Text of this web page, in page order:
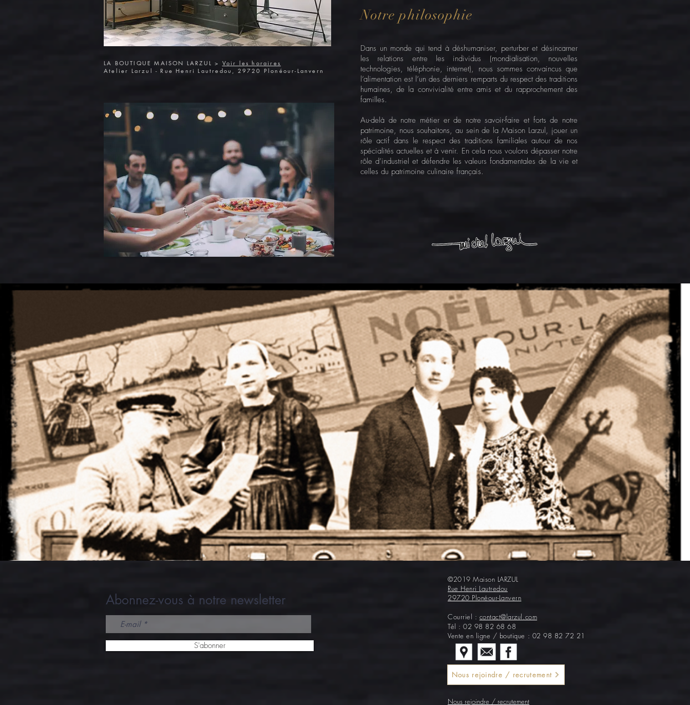
LA BOUTIQUE MAISON LARZUL > Voir les horaires
Atelier Larzul - Rue Henri Lautredou, 29720 Plonéour-Lanvern
Notre philosophie
Dans un monde qui tend à déshumaniser, perturber et désincarner
les relations entre les individus (mondialisation, nouvelles
technologies, téléphonie, internet), nous sommes convaincus que
l’alimentation est l’un des derniers remparts du respect des traditions
humaines, de la convivialité entre amis et du rapprochement des
familles.
Au-delà de notre métier er de notre savoir-faire et forts de notre
patrimoine, nous souhaitons, au sein de la Maison Larzul, jouer un
rôle actif dans le respect des traditions familiales autour de nos
spécialités actuelles et à venir. En cela nous voulons dépasser notre
rôle d’industriel et défendre les valeurs fondamentales de la vie et
celles du patrimoine culinaire français.
Abonnez-vous à notre newsletter
S'abonner
©2019 Maison LARZUL
Rue Henri Lautredou
29720 Plonéour-Lanvern
Courriel : contact@larzul.com
Tél :02 98 82 68 68
Vente en ligne / boutique : 02 98 82 72 21
Nous rejoindre / recrutement
Nous rejoindre / recrutement